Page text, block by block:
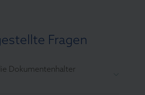
Fragen
Dokumentenhalter